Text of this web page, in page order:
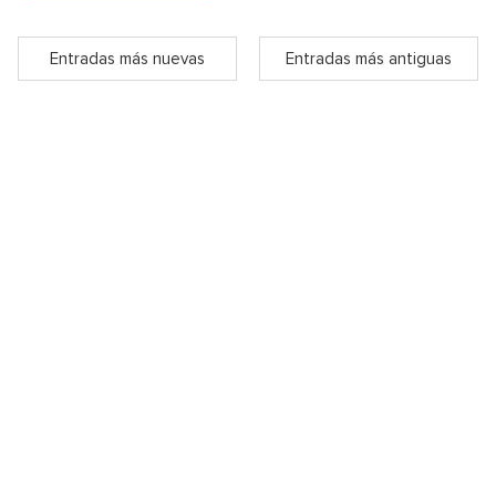
Entradas más nuevas Entradas más antiguas